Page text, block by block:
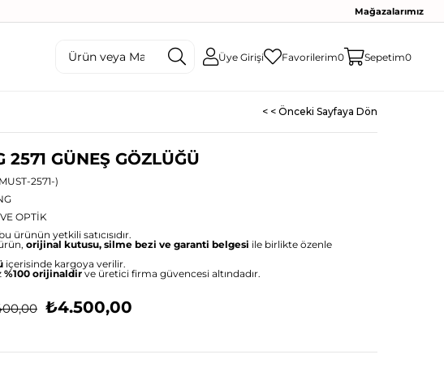
Mağazalarımız
Üye Girişi Favorilerim0 Sepetim0
< < Önceki Sayfaya Dön
2571 GÜNEŞ GÖZLÜĞÜ
2571-)
OPTİK
ürünün yetkili satıcısıdır.
orijinal kutusu, silme bezi ve garanti belgesi ile birlikte özenle
içerisinde kargoya verilir.
%100 orijinaldirve üretici firma güvencesi altındadır.
₺4.500,00